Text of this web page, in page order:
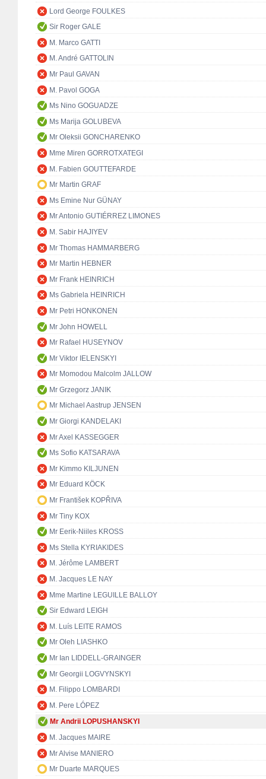
Lord George FOULKES
Sir Roger GALE
M. Marco GATTI
M. André GATTOLIN
Mr Paul GAVAN
M. Pavol GOGA
Ms Nino GOGUADZE
Ms Marija GOLUBEVA
Mr Oleksii GONCHARENKO
Mme Miren GORROTXATEGI
M. Fabien GOUTTEFARDE
Mr Martin GRAF
Ms Emine Nur GÜNAY
Mr Antonio GUTIÉRREZ LIMONES
M. Sabir HAJIYEV
Mr Thomas HAMMARBERG
Mr Martin HEBNER
Mr Frank HEINRICH
Ms Gabriela HEINRICH
Mr Petri HONKONEN
Mr John HOWELL
Mr Rafael HUSEYNOV
Mr Viktor IELENSKYI
Mr Momodou Malcolm JALLOW
Mr Grzegorz JANIK
Mr Michael Aastrup JENSEN
Mr Giorgi KANDELAKI
Mr Axel KASSEGGER
Ms Sofio KATSARAVA
Mr Kimmo KILJUNEN
Mr Eduard KÖCK
Mr František KOPŘIVA
Mr Tiny KOX
Mr Eerik-Niiles KROSS
Ms Stella KYRIAKIDES
M. Jérôme LAMBERT
M. Jacques LE NAY
Mme Martine LEGUILLE BALLOY
Sir Edward LEIGH
M. Luís LEITE RAMOS
Mr Oleh LIASHKO
Mr Ian LIDDELL-GRAINGER
Mr Georgii LOGVYNSKYI
M. Filippo LOMBARDI
M. Pere LÓPEZ
Mr Andrii LOPUSHANSKYI
M. Jacques MAIRE
Mr Alvise MANIERO
Mr Duarte MARQUES